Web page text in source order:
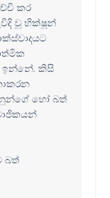
කර
වූ භික්ෂූන්
කිසි
හෝ බත්
බත්